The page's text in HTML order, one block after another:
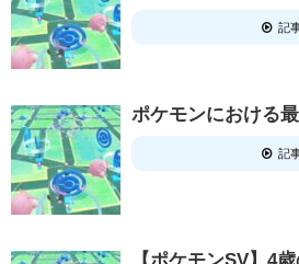
記
ポケモンにおける
記